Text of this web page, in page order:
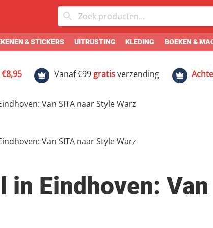
& STICKERS UITRUSTING KLEDING BOEKEN &
€8,95 Vanaf €99 gratisverzending
Van SITA naar Style Warz
in Eindhoven: